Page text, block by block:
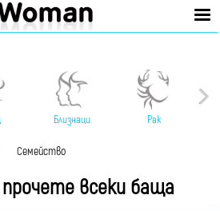
Близнаци Рак
Семейство
всеки баща